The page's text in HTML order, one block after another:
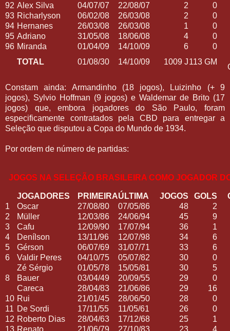
92 Alex Silva 04/07/07 22/08/07 2
0
93 Richarlyson 06/02/08 26/03/08 2
0
94 Hernanes 26/03/08 26/03/08 1
0
95 Adriano 31/05/08 18/06/08 4
0
96 Miranda 01/04/09 14/10/09 6
0
TOTAL
01/08/30 14/10/09 1009 J113 GM
Constam ainda: Armandinho (18 jogos), Luizinho (+ 9
jogos), Sylvio Hoffman (9 jogos) e Waldemar de Brito (17
jogos) que, embora jogadores do São Paulo, foram
especificamente contratados pela CBD para entregar a
Seleção que disputou a Copa do Mundo de 1934.
Por ordem de número de partidas:
JOGOS NA SELEÇÃO BRASILEIRA COMO JOGADOR
JOGADORES PRIMEIRAÚLTIMA JOGOS GOLS
1
Oscar 27/08/80 07/05/86 48
2
2
Müller 12/03/86 24/06/94 45
9
3
Cafu 12/09/90 17/07/94 36
1
4
Denílson 13/11/96 12/07/98 34
6
5
Gérson 06/07/69 31/07/71 33
6
6
Valdir Peres 04/10/75 05/07/82 30
0
Zé Sérgio
01/05/78 15/05/81 30
5
8
Bauer 03/04/49 20/09/55 29
0
Careca
28/04/83 21/06/86 29
16
10 Rui 21/01/45 28/06/50 28
0
11 De Sordi 17/11/55 11/05/61 26
0
12 Roberto Dias 28/04/63 17/12/68 25
1
13 Renato 21/06/79 27/10/83 23
4